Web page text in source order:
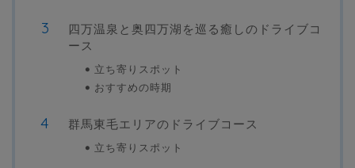
四万温泉と奥四万湖を巡る癒しのドライブコ
ース
立ち寄りスポット
おすすめの時期
群馬東毛エリアのドライブコース
立ち寄りスポット